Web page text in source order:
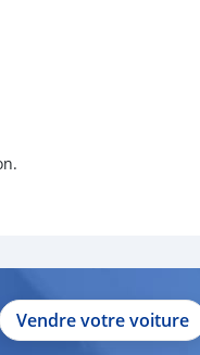
Vendre votre voiture